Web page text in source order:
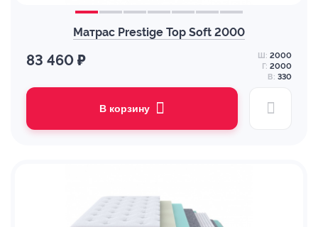
Матрас Prestige Top Soft 2000
83 460 ₽ Ш: 2000
Г: 2000
В: 330
В корзину